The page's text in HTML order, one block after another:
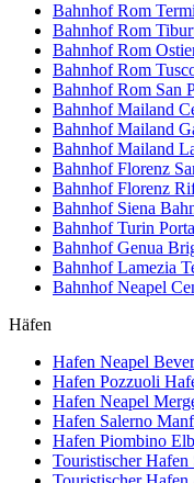
Bahnhof Rom
Bahnhof Rom
Bahnhof Rom
Bahnhof Rom
Bahnhof Rom San
Bahnhof Mailand
Bahnhof Mailand
Bahnhof Mailand
Bahnhof Florenz
Bahnhof Florenz
Bahnhof Siena
Bahnhof Turin
Bahnhof Genua
Bahnhof Lamezia
Bahnhof Neapel
Häfen
Hafen Neapel
Hafen Pozzuoli
Hafen Neapel
Hafen Salerno
Hafen Piombino
Touristischer Hafen